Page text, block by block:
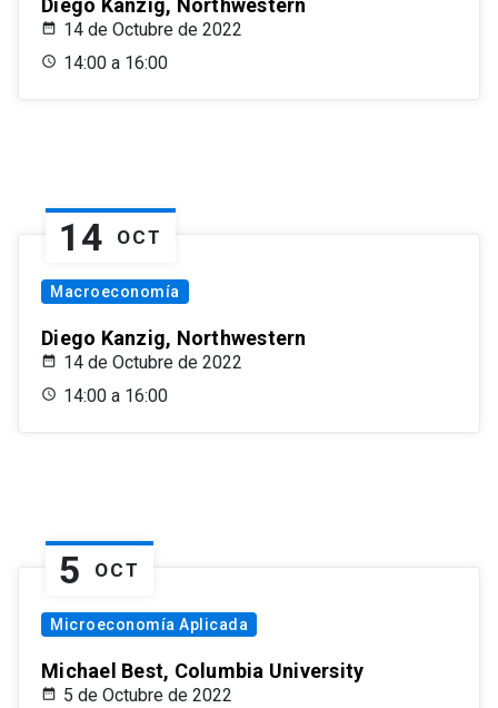
Diego Kanzig, Northwestern
14 de Octubre de 2022
14:00 a 16:00
14 OCT
Macroeconomía
Diego Kanzig, Northwestern
14 de Octubre de 2022
14:00 a 16:00
5 OCT
Microeconomía Aplicada
Michael Best, Columbia University
5 de Octubre de 2022